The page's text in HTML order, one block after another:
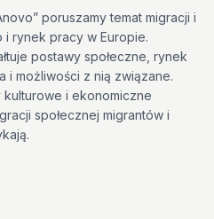
poruszamy temat migracji i
i rynek pracy w Europie.
postawy społeczne, rynek
i możliwości z nią związane.
i ekonomiczne
społecznej migrantów i